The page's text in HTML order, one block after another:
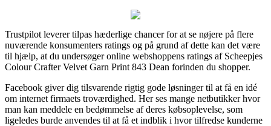
Trustpilot leverer tilpas hæderlige chancer for at se nøjere på flere
nuværende konsumenters ratings og på grund af dette kan det være
til hjælp, at du undersøger online webshoppens ratings af Scheepjes
Colour Crafter Velvet Garn Print 843 Dean forinden du shopper.
Facebook giver dig tilsvarende rigtig gode løsninger til at få en idé
om internet firmaets troværdighed. Her ses mange netbutikker hvor
man kan meddele en bedømmelse af deres købsoplevelse, som
ligeledes burde anvendes til at få et indblik i hvor tilfredse kunderne